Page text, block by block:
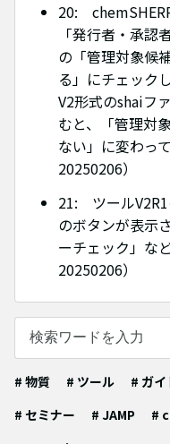
20:
「発行者・承認
の「管理対象候
る」にチェック
V2形式のshaiフ
むと、「管理対
ない」に変わっ
20250206）
21: ツールV2R1
のボタンが表示
ーチェック」な
20250206）
# 物質 # ツール # ガイ
# セミナー
# JAMP #